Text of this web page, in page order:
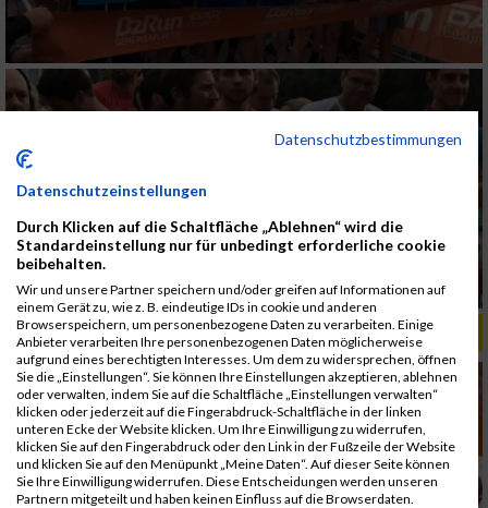
ALBUM B2RUN MÜNCHEN, B2RUN / 16.07.2019
Datenschutzbestimmungen
Datenschutzeinstellungen
Durch Klicken auf die Schaltfläche „Ablehnen“ wird die
Standardeinstellung nur für unbedingt erforderliche cookie
beibehalten.
Wir und unsere Partner speichern und/oder greifen auf Informationen auf
einem Gerät zu, wie z. B. eindeutige IDs in cookie und anderen
Browserspeichern, um personenbezogene Daten zu verarbeiten. Einige
Anbieter verarbeiten Ihre personenbezogenen Daten möglicherweise
aufgrund eines berechtigten Interesses. Um dem zu widersprechen, öffnen
Sie die „Einstellungen“. Sie können Ihre Einstellungen akzeptieren, ablehnen
oder verwalten, indem Sie auf die Schaltfläche „Einstellungen verwalten“
klicken oder jederzeit auf die Fingerabdruck-Schaltfläche in der linken
unteren Ecke der Website klicken. Um Ihre Einwilligung zu widerrufen,
klicken Sie auf den Fingerabdruck oder den Link in der Fußzeile der Website
und klicken Sie auf den Menüpunkt „Meine Daten“. Auf dieser Seite können
Sie Ihre Einwilligung widerrufen. Diese Entscheidungen werden unseren
Partnern mitgeteilt und haben keinen Einfluss auf die Browserdaten.